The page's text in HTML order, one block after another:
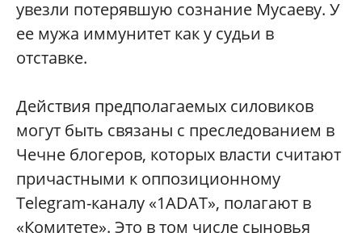
увезли потерявшую сознание Мусаеву. У
ее мужа иммунитет как у судьи в
отставке.
Действия предполагаемых силовиков
могут быть связаны с преследованием в
Чечне блогеров, которых власти считают
причастными к оппозиционному
Telegram-каналу «1ADAT», полагают в
«Комитете». Это в том числе сыновья